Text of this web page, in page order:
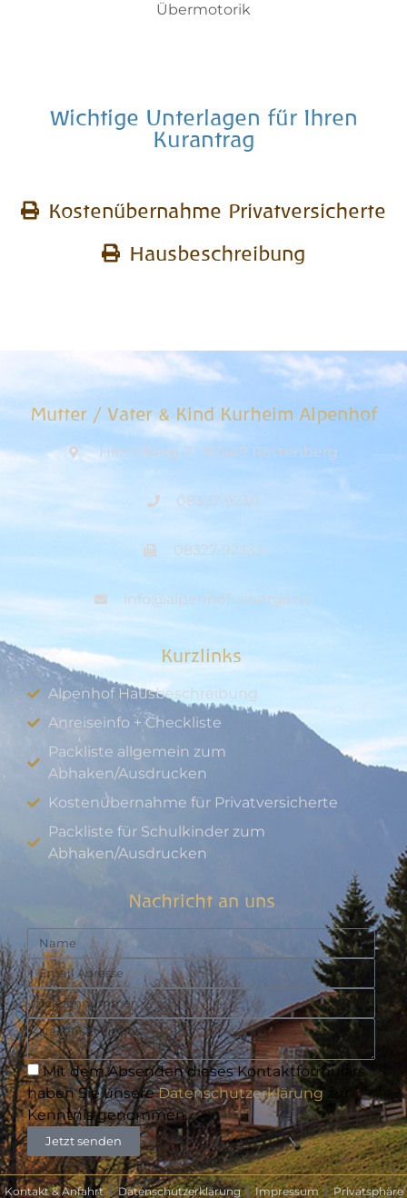
Übermotorik
Wichtige Unterlagen für Ihren
Kurantrag
Kostenübernahme Privatversicherte
Hausbeschreibung
Mutter / Vater & Kind Kurheim Alpenhof
Hinterberg 7 | 87549 Rettenberg
08327-9230
08327-92333
info@alpenhof-alberga.de
Kurzlinks
Alpenhof Hausbeschreibung
Anreiseinfo + Checkliste
Packliste allgemein zum
Abhaken/Ausdrucken
Kostenübernahme für Privatversicherte
Packliste für Schulkinder zum
Abhaken/Ausdrucken
Nachricht an uns
Mit dem Absenden dieses Kontaktformulars
haben Sie unsereDatenschutzerklärung
Kenntnis genommen.
Jetzt senden
Kontakt & Anfahrt Datenschutzerklärung Impressum Privatsphäre